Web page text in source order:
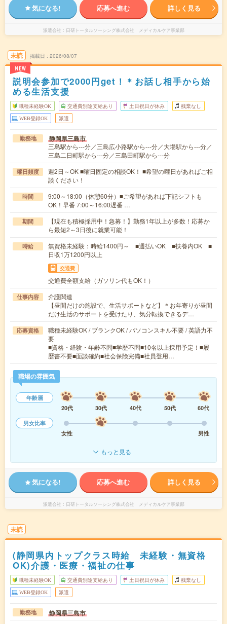
気になる! 応募へ進む 詳しく見る
派遣会社 日研トータルソーシング株式会社 メディカルケア事業部
未読
NEW
掲載日 2026/08/07
説明会参加で2000円get！＊お話し相手から始
める生活支援
職種未経験OK 交通費別途支給あり 土日祝日が休み 残業なし
WEB登録OK 派遣
勤務地 静岡県三島市
三島駅から---分／三島広小路駅から---分／大場駅から---分／
三島二日町駅から---分／三島田町駅から---分
曜日頻度
週2日～OK ■曜日固定の相談OK！ ■希望の曜日があればご相
談ください！
時間
9:00～18:00（休憩60分）■ご希望があれば下記シフトも
OK！早番 7:00～16:00遅番 …
期間
【現在も積極採用中！急募！】勤務1年以上が多数！応募か
ら最短2～3日後に就業可能！
時給
無資格未経験：時給1400円～ ■週払いOK ■扶養内OK ■
日収1万1200円以上
交通費
交通費全額支給（ガソリン代もOK！）
仕事内容
介護関連
【昼間だけの施設で、生活サポートなど】＊お年寄りが昼間
だけ生活のサポートを受けたり、気分転換できるデ…
応募資格
職種未経験OK / ブランクOK / パソコンスキル不要 / 英語力不
要
■資格・経験・年齢不問■学歴不問■10名以上採用予定！■履
歴書不要■面談確約■社会保険完備■社員登用…
職場の雰囲気
年齢層
20代
30代 40代 50代
60代
男女比率
女性
男性
もっと見る
気になる! 応募へ進む 詳しく見る
派遣会社 日研トータルソーシング株式会社 メディカルケア事業部
未読
(静岡県内トップクラス時給 未経験・無資格
OK)介護・医療・福祉の仕事
職種未経験OK 交通費別途支給あり 土日祝日が休み 残業なし
WEB登録OK 派遣
勤務地 静岡県三島市